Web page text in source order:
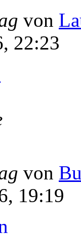
von
22:23
von
19:19